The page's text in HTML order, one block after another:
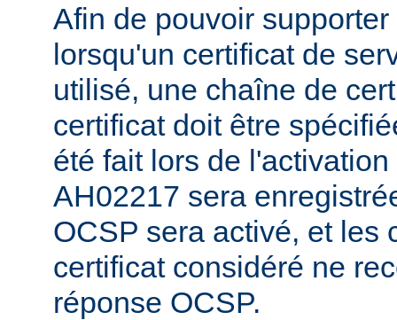
Afin de pouvoir
lorsqu'un certificat de
utilisé, une chaîne de
certificat doit être
été fait lors de
AH02217 sera
OCSP sera activé, et les
certificat considéré ne
réponse OCSP.